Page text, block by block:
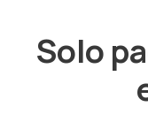
Solo